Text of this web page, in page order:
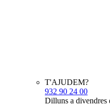
T'AJUDEM?
932 90 24 00
Dilluns a divendres